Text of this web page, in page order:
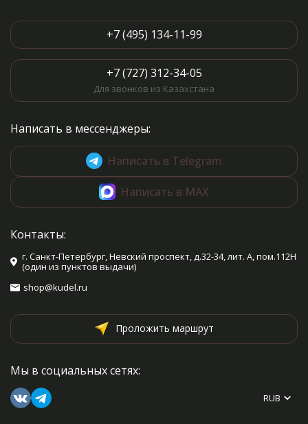
+7 (495) 134-11-99
+7 (727) 312-34-05
Для звонков из Казахстана
Написать в мессенджеры:
Написать в Telegram
Написать в MAX
Контакты:
г. Санкт-Петербург, Невский проспект, д.32-34, лит. А, пом.112Н
(один из пунктов выдачи)
shop@kudel.ru
Проложить маршрут
Мы в социальных сетях:
RUB